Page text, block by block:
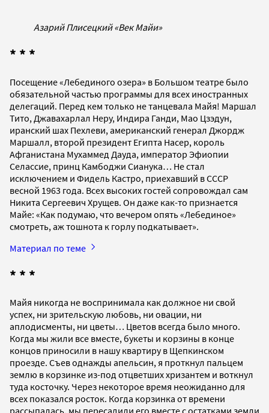
Азарий Плисецкий «Век Майи»
* * *
Посещение «Лебединого озера» в Большом театре было
обязательной частью программы для всех иностранных
делегаций. Перед кем только не танцевала Майя! Маршал
Тито, Джавахарлал Неру, Индира Ганди, Мао Цзэдун,
иранский шах Пехлеви, американский генерал Джордж
Маршалл, второй президент Египта Насер, король
Афганистана Мухаммед Дауда, император Эфиопии
Селассие, принц Камбоджи Сианука… Не стал
исключением и Фидель Кастро, приехавший в СССР
весной 1963 года. Всех высоких гостей сопровождал сам
Никита Сергеевич Хрущев. Он даже как-то признается
Майе: «Как подумаю, что вечером опять «Лебединое»
смотреть, аж тошнота к горлу подкатывает».
Материал по теме
* * *
Майя никогда не воспринимала как должное ни свой
успех, ни зрительскую любовь, ни овации, ни
аплодисменты, ни цветы… Цветов всегда было много.
Когда мы жили все вместе, букеты и корзины в конце
концов приносили в нашу квартиру в Щепкинском
проезде. Съев однажды апельсин, я проткнул пальцем
землю в корзинке из-под отцветших хризантем и воткнул
туда косточку. Через некоторое время неожиданно для
всех показался росток. Когда корзинка от времени